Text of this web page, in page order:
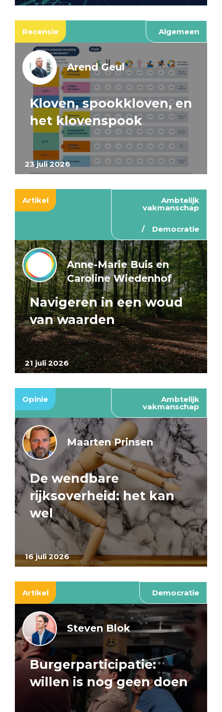
Recensie Algemeen
23 juli 2026
Arend Geul
Kloven, spookkloven, en
het klovenspook
Artikel Ambtelijk
vakmanschap
Democratie
21 juli 2026
Anne-Marie Buis en
Caroline Wiedenhof
Navigeren in een woud
van waarden
Opinie Ambtelijk
vakmanschap
16 juli 2026
Maarten Prinsen
De wendbare
rijksoverheid: het kan
wel
Artikel Democratie
Steven Blok
Burgerparticipatie:
willen is nog geen doen